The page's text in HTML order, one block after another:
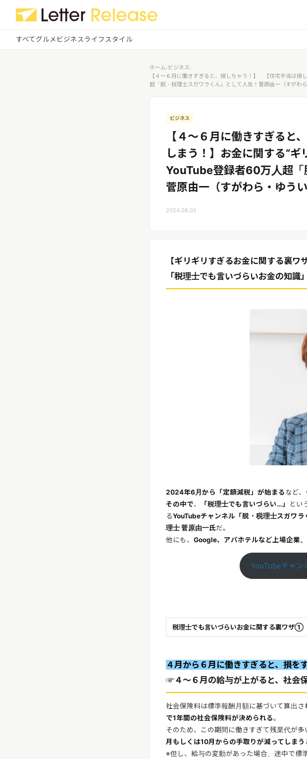
すべてグルメ ビジネス ライフスタイル
ホーム› ビジネス›
【４～６月に働きすぎると、損しちゃう！】 【住宅手当は損
超「脱・税理士スガワラくん」として人気！菅原由一（すがわら
ビジネス
【４～６月に働きすぎる
しまう！】お金に関する“ギ
YouTube登録者60万人超「
菅原由一（すがわら・ゆうい
2024.08.05
【ギリギリすぎるお金に関する裏ワ
「税理士でも言いづらいお金の知識
2024年6月から「定額減税」が始まるなど
その中で、 「税理士でも言いづらい…」 とい
るYouTubeチャンネル「脱・税理士スガワラ
理士 菅原由一氏だ。
他にも、 Google、アパホテルなど上場企業
YouTubeチャン
税理士でも言いづらいお金に関する裏ワザ①
４月から６月に働きすぎると、損を
☞４～６月の給与が上がると、社会
社会保険料は標準報酬月額に基づいて算出
で1年間の社会保険料が決められる。
そのため、この期間に働きすぎて残業代が
月もしくは10月からの手取りが減ってしまう
※但し、給与の変動があった場合、途中で標